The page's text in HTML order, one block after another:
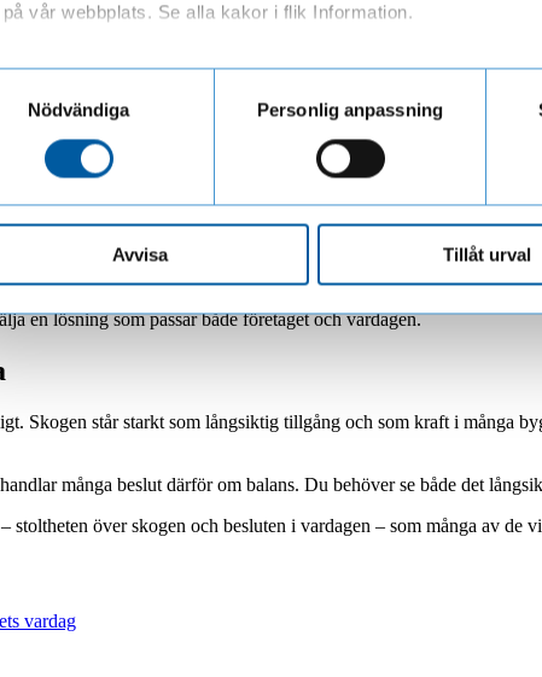
på vår webbplats. Se alla kakor i flik Information.
mer om hur vi behandlar personuppgifter när du besöker
Nödvändiga
Personlig anpassning
Avvisa Tillåt urval
Hur påverkar kronan priset på maskiner och utrustning när euro
ett större beslut närmar sig?
En skogsägare kan behöva tänka på långsiktigt värde, avverkning
du bestämmer dig. Några frågor kan vara bra att ha med sig:
under året?
varierar mer?
uppdrag eller avtal?
eller leveranstid ändras?
du före, under och efter beslutet?
en lösning som passar både företaget och vardagen.
Skogen står starkt som långsiktig tillgång och som kraft i många
många beslut därför om balans. Du behöver se både det
stoltheten över skogen och besluten i vardagen – som många av de
vardag